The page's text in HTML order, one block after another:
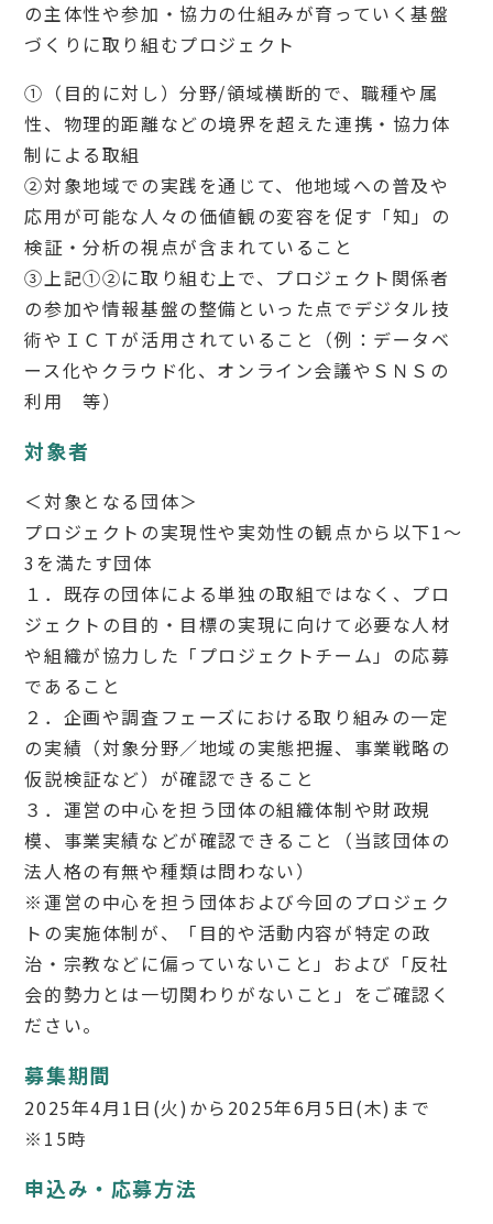
の主体性や参加・協力の仕組みが育っていく基盤
づくりに取り組むプロジェクト
①（目的に対し）分野/領域横断的で、職種や属
性、物理的距離などの境界を超えた連携・協力体
制による取組
②対象地域での実践を通じて、他地域への普及や
応用が可能な人々の価値観の変容を促す「知」の
検証・分析の視点が含まれていること
③上記①②に取り組む上で、プロジェクト関係者
の参加や情報基盤の整備といった点でデジタル技
術やＩＣＴが活用されていること（例：データベ
ース化やクラウド化、オンライン会議やＳＮＳの
利用 等）
対象者
＜対象となる団体＞
プロジェクトの実現性や実効性の観点から以下1～
3を満たす団体
１．既存の団体による単独の取組ではなく、プロ
ジェクトの目的・目標の実現に向けて必要な人材
や組織が協力した「プロジェクトチーム」の応募
であること
２．企画や調査フェーズにおける取り組みの一定
の実績（対象分野／地域の実態把握、事業戦略の
仮説検証など）が確認できること
３．運営の中心を担う団体の組織体制や財政規
模、事業実績などが確認できること（当該団体の
法人格の有無や種類は問わない）
※運営の中心を担う団体および今回のプロジェク
トの実施体制が、「目的や活動内容が特定の政
治・宗教などに偏っていないこと」および「反社
会的勢力とは一切関わりがないこと」をご確認く
ださい。
募集期間
2025年4月1日(火)から2025年6月5日(木)まで
※15時
申込み・応募方法